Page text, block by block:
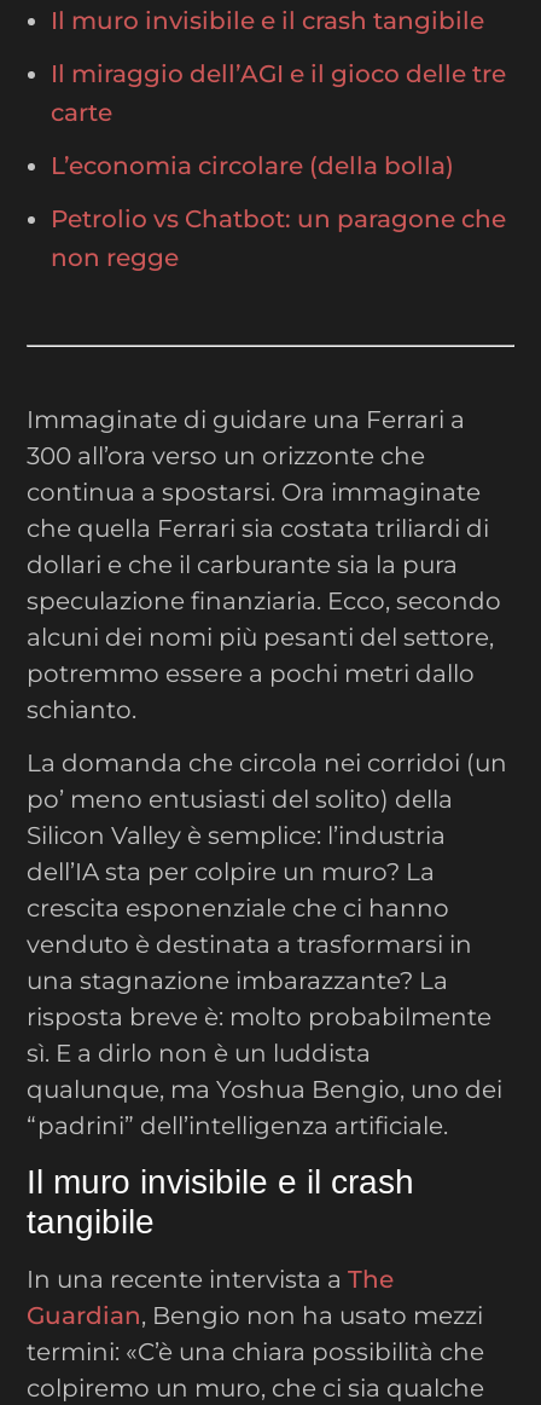
Il muro invisibile e il crash tangibile
Il miraggio dell’AGI e il gioco delle tre
carte
L’economia circolare (della bolla)
Petrolio vs Chatbot: un paragone che
non regge
Immaginate di guidare una Ferrari a
300 all’ora verso un orizzonte che
continua a spostarsi. Ora immaginate
che quella Ferrari sia costata triliardi di
dollari e che il carburante sia la pura
speculazione finanziaria. Ecco, secondo
alcuni dei nomi più pesanti del settore,
potremmo essere a pochi metri dallo
schianto.
La domanda che circola nei corridoi (un
po’ meno entusiasti del solito) della
Silicon Valley è semplice: l’industria
dell’IA sta per colpire un muro? La
crescita esponenziale che ci hanno
venduto è destinata a trasformarsi in
una stagnazione imbarazzante? La
risposta breve è: molto probabilmente
sì. E a dirlo non è un luddista
qualunque, ma Yoshua Bengio, uno dei
“padrini” dell’intelligenza artificiale.
Il muro invisibile e il crash
tangibile
In una recente intervista aThe
Guardian, Bengio non ha usato mezzi
termini: «C’è una chiara possibilità che
colpiremo un muro, che ci sia qualche